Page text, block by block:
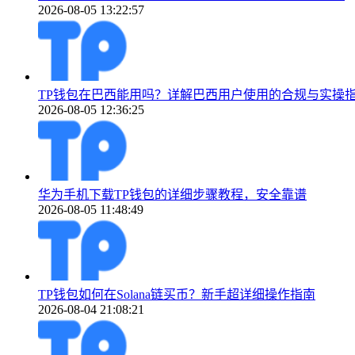
2026-08-05 13:22:57
TP钱包在巴西能用吗？详解巴西用户使用的合规与实操
2026-08-05 12:36:25
华为手机下载TP钱包的详细步骤教程，安全靠谱
2026-08-05 11:48:49
TP钱包如何在Solana链买币？新手超详细操作指南
2026-08-04 21:08:21